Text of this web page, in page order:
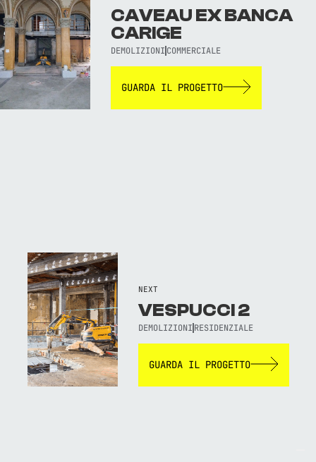
CAVEAU EX BANCA
CARIGE
DEMOLIZIONI COMMERCIALE
GUARDA IL PROGETTO
NEXT
VESPUCCI 2
DEMOLIZIONI RESIDENZIALE
GUARDA IL PROGETTO